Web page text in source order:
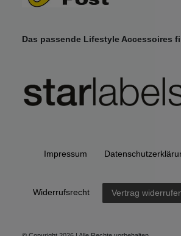
Das passende Lifestyle Accessoires
Impressum
Widerrufs­recht Vertrag